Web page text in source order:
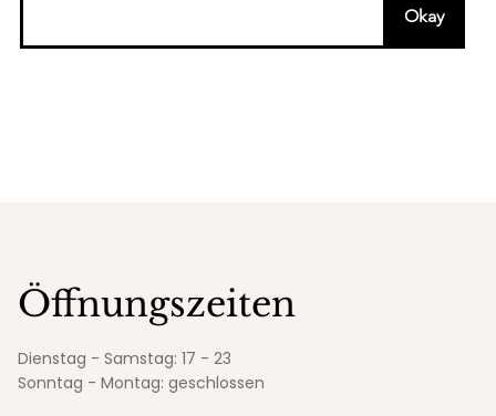
Okay
Öffnungszeiten
Dienstag - Samstag: 17 - 23
Sonntag - Montag: geschlossen